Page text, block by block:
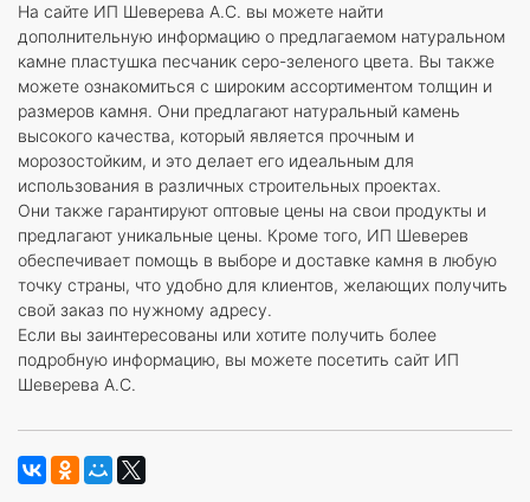
На сайте ИП Шеверева А.С. вы можете найти
дополнительную информацию о предлагаемом натуральном
камне пластушка песчаник серо-зеленого цвета. Вы также
можете ознакомиться с широким ассортиментом толщин и
размеров камня. Они предлагают натуральный камень
высокого качества, который является прочным и
морозостойким, и это делает его идеальным для
использования в различных строительных проектах.
Они также гарантируют оптовые цены на свои продукты и
предлагают уникальные цены. Кроме того, ИП Шеверев
обеспечивает помощь в выборе и доставке камня в любую
точку страны, что удобно для клиентов, желающих получить
свой заказ по нужному адресу.
Если вы заинтересованы или хотите получить более
подробную информацию, вы можете посетить сайт ИП
Шеверева А.С.